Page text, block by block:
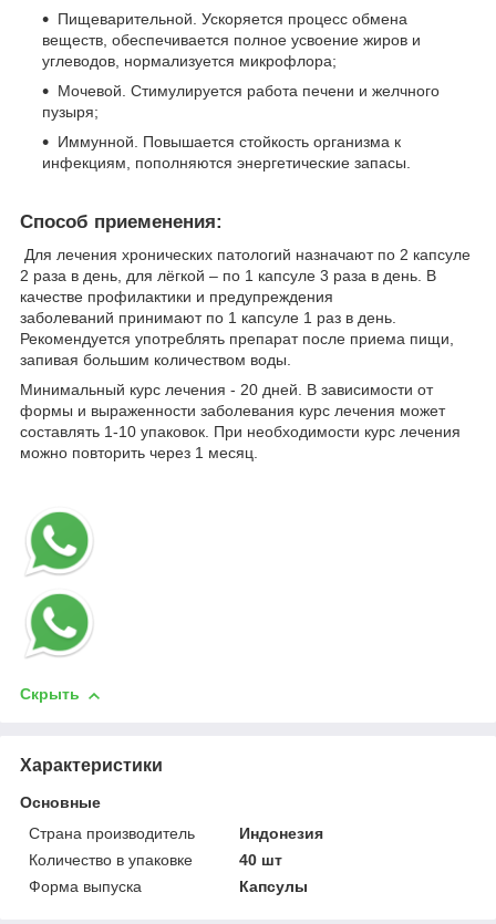
Пищеварительной. Ускоряется процесс обмена
веществ, обеспечивается полное усвоение жиров и
углеводов, нормализуется микрофлора;
Мочевой. Стимулируется работа печени и желчного
пузыря;
Иммунной. Повышается стойкость организма к
инфекциям, пополняются энергетические запасы.
Способ приеменения:
Для лечения хронических патологий назначают по 2 капсуле
2 раза в день, для лёгкой – по 1 капсуле 3 раза в день. В
качестве профилактики и предупреждения
заболеваний принимают по 1 капсуле 1 раз в день.
Рекомендуется употреблять препарат после приема пищи,
запивая большим количеством воды.
Минимальный курс лечения - 20 дней. В зависимости от
формы и выраженности заболевания курс лечения может
составлять 1-10 упаковок. При необходимости курс лечения
можно повторить через 1 месяц.
Скрыть
Характеристики
Основные
Страна производитель
Индонезия
Количество в упаковке
40 шт
Форма выпуска
Капсулы